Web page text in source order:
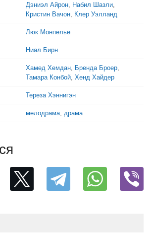
Дэниэл Айрон, Набил Шазли,
Кристин Вачон, Клер Уэлланд
Люк Монпелье
Ниал Бирн
Хамед Хемдан, Бренда Броер,
Тамара Конбой, Хенд Хайдер
Тереза Хэннигэн
мелодрама, драма